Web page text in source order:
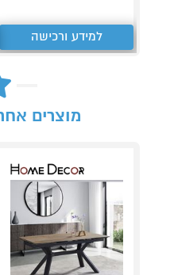
למידע ורכישה
מוצרים